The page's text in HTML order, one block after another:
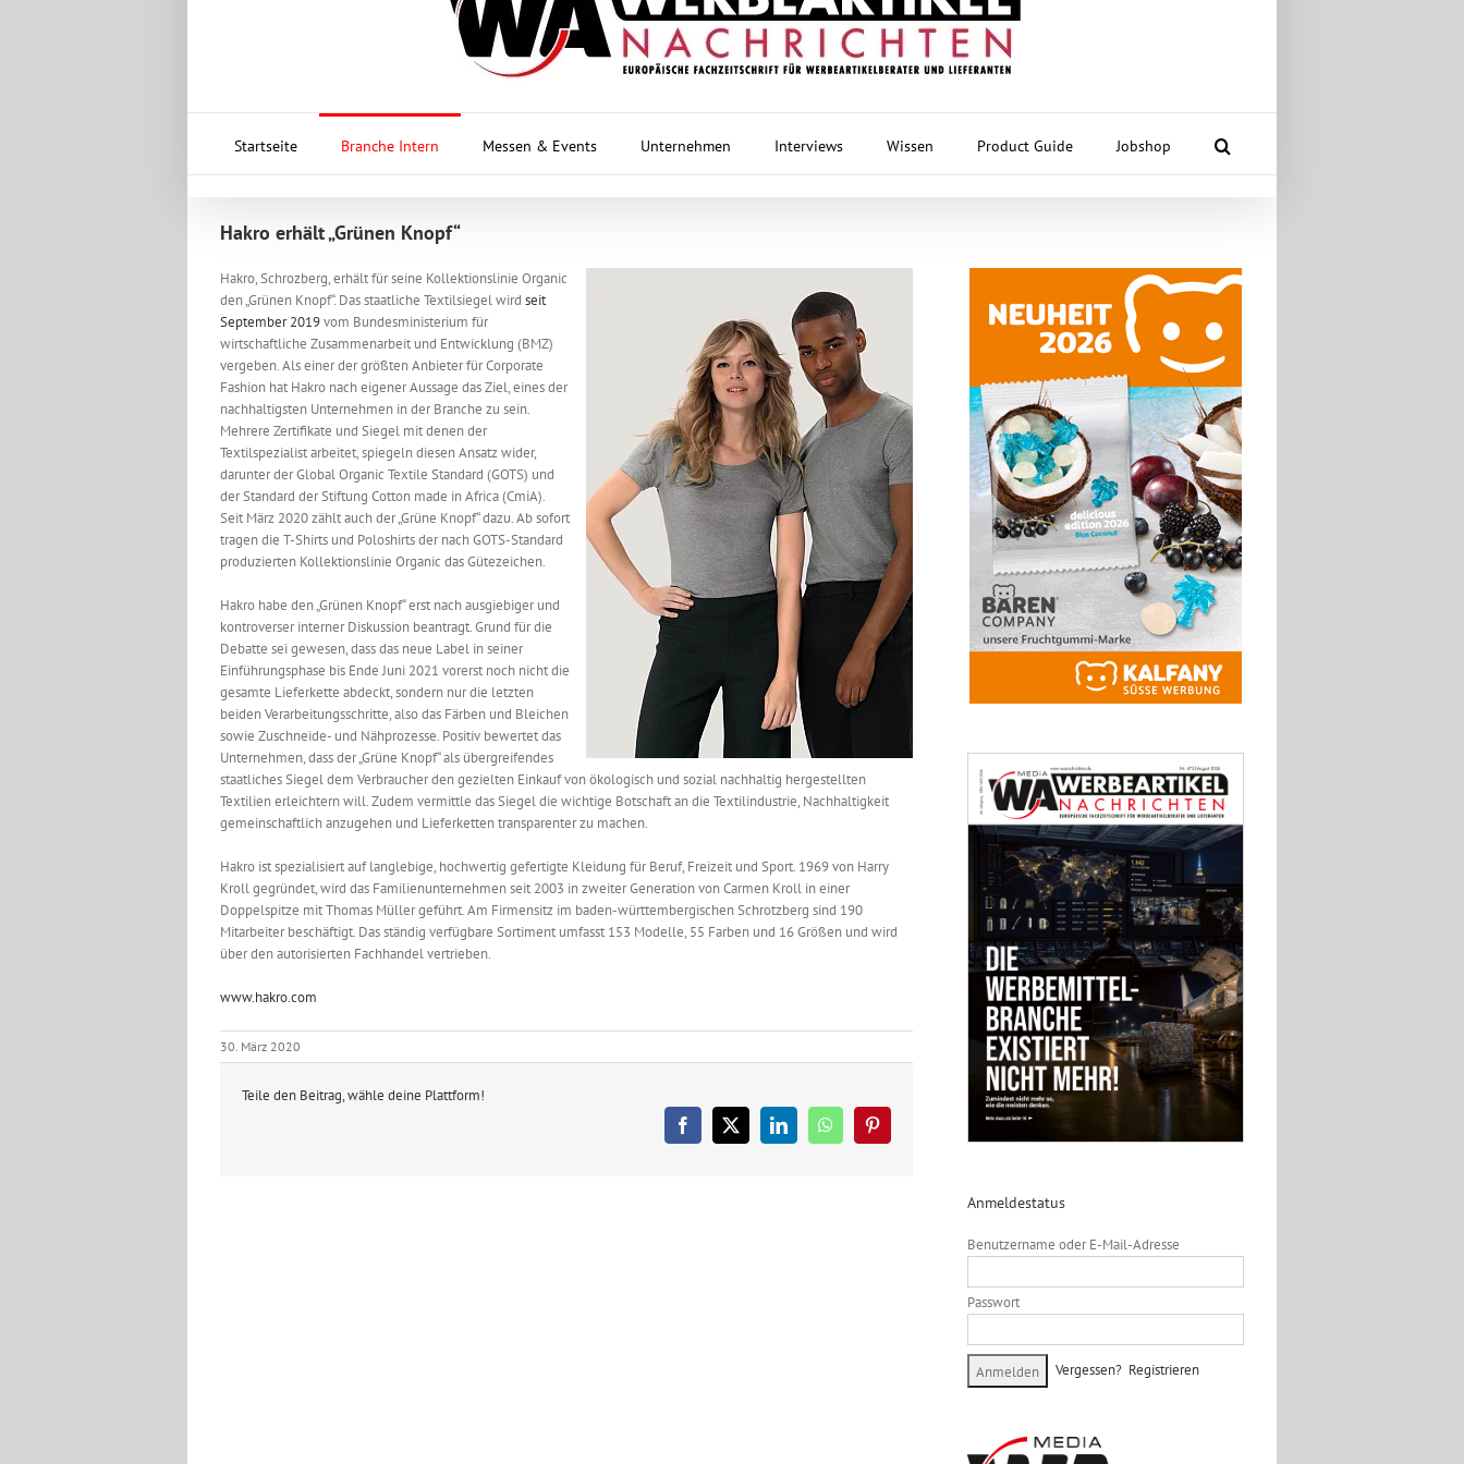
Startseite Branche Intern Messen & Events Unternehmen Interviews Wissen Product Guide Jobshop
Hakro erhält „Grünen Knopf“
Hakro, Schrozberg, erhält für seine Kollektionslinie Organic
den „Grünen Knopf“. Das staatliche Textilsiegel wird seit
September 2019vom Bundesministerium für
wirtschaftliche Zusammenarbeit und Entwicklung (BMZ)
vergeben. Als einer der größten Anbieter für Corporate
Fashion hat Hakro nach eigener Aussage das Ziel, eines der
nachhaltigsten Unternehmen in der Branche zu sein.
Mehrere Zertifikate und Siegel mit denen der
Textilspezialist arbeitet, spiegeln diesen Ansatz wider,
darunter der Global Organic Textile Standard (GOTS) und
der Standard der Stiftung Cotton made in Africa (CmiA).
Seit März 2020 zählt auch der „Grüne Knopf“ dazu. Ab sofort
tragen die T-Shirts und Poloshirts der nach GOTS-Standard
produzierten Kollektionslinie Organic das Gütezeichen.
Hakro habe den „Grünen Knopf“ erst nach ausgiebiger und
kontroverser interner Diskussion beantragt. Grund für die
Debatte sei gewesen, dass das neue Label in seiner
Einführungsphase bis Ende Juni 2021 vorerst noch nicht die
gesamte Lieferkette abdeckt, sondern nur die letzten
beiden Verarbeitungsschritte, also das Färben und Bleichen
sowie Zuschneide- und Nähprozesse. Positiv bewertet das
Unternehmen, dass der „Grüne Knopf“ als übergreifendes
staatliches Siegel dem Verbraucher den gezielten Einkauf von ökologisch und sozial nachhaltig hergestellten
Textilien erleichtern will. Zudem vermittle das Siegel die wichtige Botschaft an die Textilindustrie, Nachhaltigkeit
gemeinschaftlich anzugehen und Lieferketten transparenter zu machen.
Hakro ist spezialisiert auf langlebige, hochwertig gefertigte Kleidung für Beruf, Freizeit und Sport. 1969 von Harry
Kroll gegründet, wird das Familienunternehmen seit 2003 in zweiter Generation von Carmen Kroll in einer
Doppelspitze mit Thomas Müller geführt. Am Firmensitz im baden-württembergischen Schrotzberg sind 190
Mitarbeiter beschäftigt. Das ständig verfügbare Sortiment umfasst 153 Modelle, 55 Farben und 16 Größen und wird
über den autorisierten Fachhandel vertrieben.
www.hakro.com
30. März 2020
Teile den Beitrag, wähle deine Plattform!
Facebook
X LinkedInWhatsAppPinterest
Anmeldestatus
Benutzername oder E-Mail-Adresse
Passwort
Vergessen? Registrieren